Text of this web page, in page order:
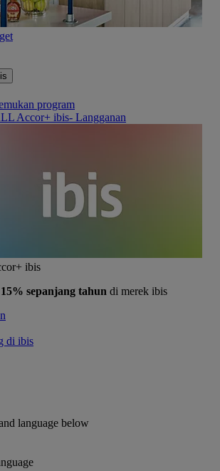
program
Accor+ ibis- Langganan
ibis
sepanjang tahun di merek ibis
di ibis
language below